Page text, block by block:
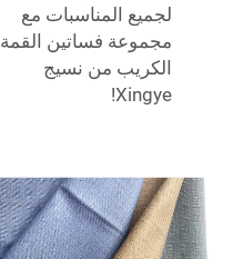
لجميع المناسبات مع
مجموعة فساتين القمة
الكريب من نسيج
Xingye!